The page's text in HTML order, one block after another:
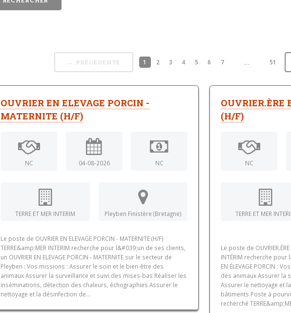
← PRÉCÉDENTE 1 2 3 4 5 6 7 … 51
OUVRIER EN ELEVAGE PORCIN -
MATERNITE (H/F)
NC 04-08-2026 NC
TERRE ET MER INTERIM Pleyben Finistère (Bretagne)
Le poste de OUVRIER EN ELEVAGE PORCIN - MATERNITE (H/F)
TERRE&amp;MER INTERIM recherche pour l&#039;un de ses clients,
un OUVRIER EN ELEVAGE PORCIN - MATERNITE sur le secteur de
Pleyben : Vos missions : Assurer le soin et le bien-être des
animaux Assurer la surveillance et suivi des mises-bas Réaliser les
inséminations, détection des chaleurs, échographies Assurer le
nettoyage et la désinfection de...
OUVRIER.ÈRE
(H/F)
NC
TERRE ET MER
Le poste de OUVRIER.ÈRE
INTÉRIM recherche pour
EN ÉLEVAGE PORCIN :
des animaux Assurer la
Assurer le nettoyage et
bâtiments Poste à
recherché